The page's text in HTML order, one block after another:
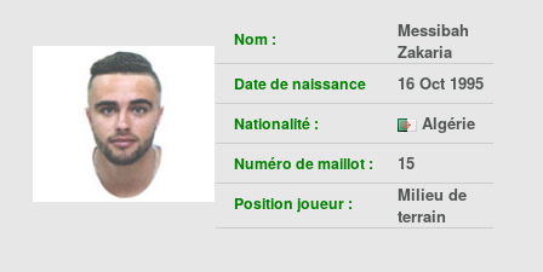
Nom :
Messibah
Zakaria
Date de naissance 16 Oct 1995
Nationalité : Algérie
Numéro de maillot : 15
Position joueur :
Milieu de
terrain